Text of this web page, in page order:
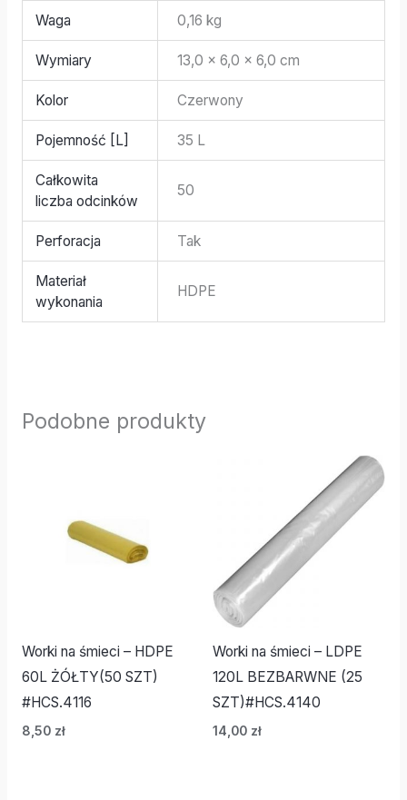
Waga 0,16 kg
Wymiary 13,0 × 6,0 × 6,0 cm
Kolor Czerwony
Pojemność [L] 35 L
Całkowita
liczba odcinków
50
Perforacja Tak
Materiał
wykonania
HDPE
Podobne produkty
Worki na śmieci – HDPE
60L ŻÓŁTY(50 SZT)
#HCS.4116
8,50 zł
Worki na śmieci – LDPE
120L BEZBARWNE (25
SZT)#HCS.4140
14,00 zł